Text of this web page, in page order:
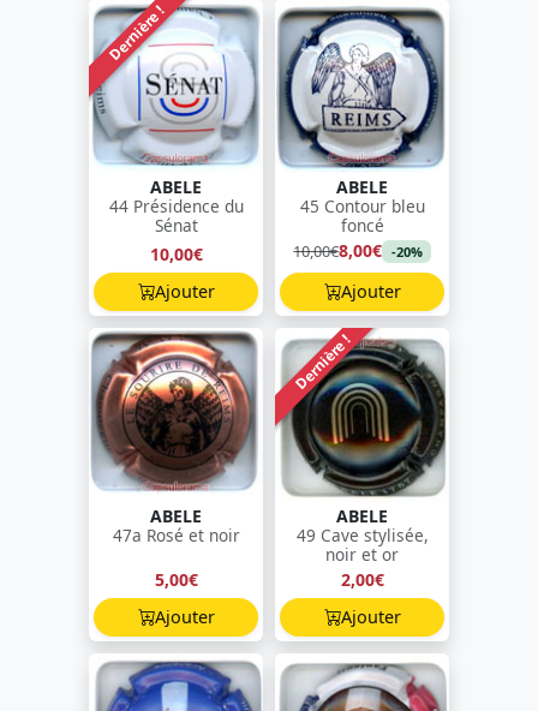
Dernière !
ABELE
44 Présidence du
Sénat
10,00€
Ajouter
ABELE
45 Contour bleu
foncé
10,00€8,00€ -20%
Ajouter
ABELE
47a Rosé et noir
5,00€
Ajouter
Dernière !
ABELE
49 Cave stylisée,
noir et or
2,00€
Ajouter